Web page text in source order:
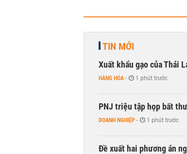
TIN MỚI
Xuất khẩu gạo của Thái
HÀNG HÓA - 1 phút trước
PNJ triệu tập họp bất
DOANH NGHIỆP - 1 phút trước
Đề xuất hai phương án